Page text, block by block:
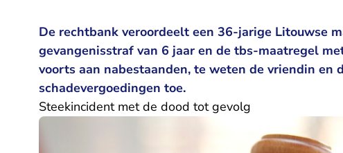
De rechtbank veroordeelt een 36-jarige Litouwse
gevangenisstraf van 6 jaar en de tbs-maatregel
voorts aan nabestaanden, te weten de vriendin
schadevergoedingen toe.
Steekincident met de dood tot gevolg